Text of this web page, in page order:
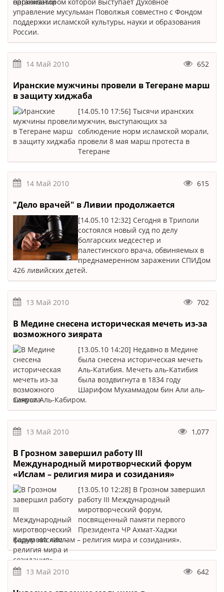
управление мусульман Поволжья совместно с Фондом
поддержки исламской культуры, науки и образования
России.
14 Май 2010 652
Иранские мужчины провели в Тегеране марш
в защиту хиджаба
[14.05.10 17:56] Тысячи иранских
мужчин, выступающих за
соблюдение норм исламской морали,
провели 8 мая марш протеста в
Тегеране
14 Май 2010 615
"Дело врачей" в Ливии продолжается
[14.05.10 12:32] Сегодня в Триполи
состоялся новый суд по делу
болгарских медсестер и
палестинского врача, обвиняемых в
преднамеренном заражении СПИДом
426 ливийских детей.
13 Май 2010 702
В Медине снесена историческая мечеть из-за
возможного зиярата
[13.05.10 14:20] Недавно в Медине
была снесена историческая мечеть
Аль-Катибия. Мечеть аль-Катибия
была воздвигнута в 1834 году
Шарифом Мухаммадом бин Али аль-
Сануси Аль-Кабиром.
13 Май 2010 1,077
В Грозном завершил работу III
Международный миротворческий форум
«Ислам – религия мира и созидания»
[13.05.10 12:28] В Грозном завершил
работу III Международный
миротворческий форум,
посвященный памяти первого
Президента ЧР Ахмат-Хаджи
Кадырова «Ислам – религия мира и созидания».
13 Май 2010 642